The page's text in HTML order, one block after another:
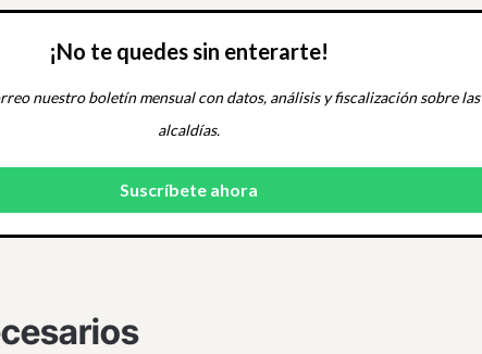
¡No te quedes sin enterarte!
nuestro boletín mensual con datos, análisis y fiscalización sobre las
alcaldías.